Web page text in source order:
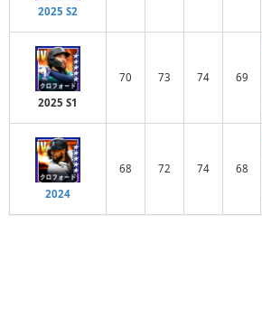
2025 S2
2025 S1
70 73 74 69
2024
68 72 74 68